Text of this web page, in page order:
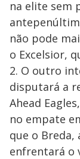
na elite sem
não pode
o Excelsior,
2. O outro
disputará a
Ahead
no empate
que o Breda,
enfrentará o